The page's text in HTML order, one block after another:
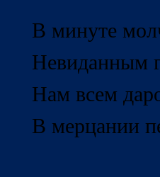
В минуте
Невиданным
Нам всем
В мерцании